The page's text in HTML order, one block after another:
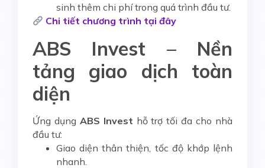
sinh thêm chi phí trong quá trình đầu tư.
Chi tiết chương trình tại đây
ABS Invest – Nền
tảng giao dịch toàn
diện
Ứng dụng ABS Invest hỗ trợ tối đa cho nhà
đầu tư:
Giao diện thân thiện, tốc độ khớp lệnh
nhanh.